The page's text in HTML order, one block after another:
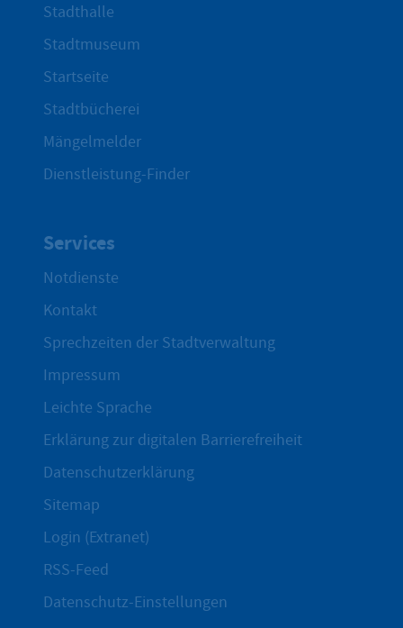
Stadthalle
Stadtmuseum
Startseite
Stadtbücherei
Mängelmelder
Dienstleistung-Finder
Services
Notdienste
Kontakt
Sprechzeiten der Stadtverwaltung
Impressum
Leichte Sprache
Erklärung zur digitalen Barrierefreiheit
Datenschutzerklärung
Sitemap
Login (Extranet)
RSS-Feed
Datenschutz-Einstellungen